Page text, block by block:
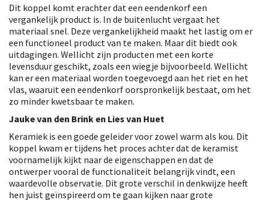
Dit koppel komt erachter dat een eendenkorf een
vergankelijk product is. In de buitenlucht vergaat het
materiaal snel. Deze vergankelijkheid maakt het lastig om er
een functioneel product van te maken. Maar dit biedt ook
uitdagingen. Wellicht zijn producten met een korte
levensduur geschikt, zoals een wiegje bijvoorbeeld. Wellicht
kan er een materiaal worden toegevoegd aan het riet en het
vlas, waaruit een eendenkorf oorspronkelijk bestaat, om het
zo minder kwetsbaar te maken.
Jauke van den Brink en Lies van Huet
Keramiek is een goede geleider voor zowel warm als kou. Dit
koppel kwam er tijdens het proces achter dat de keramist
voornamelijk kijkt naar de eigenschappen en dat de
ontwerper vooral de functionaliteit belangrijk vindt, een
waardevolle observatie. Dit grote verschil in denkwijze heeft
hen juist geïnspireerd om te gaan kijken naar grote